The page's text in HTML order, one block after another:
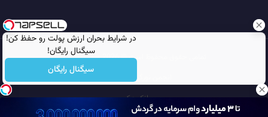
در شرایط بحران ارزش پولت رو حفظ کن!
سیگنال رایگان!
سیگنال رایگان
تمامی حقوق محفوظ است © 2026
مجله نورگرام
انجمن نورگرام
بانک عکس
سایت هم معنی